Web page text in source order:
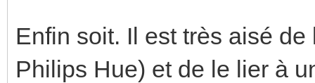
Enfin soit. Il est très aisé
Philips Hue) et de le lier à